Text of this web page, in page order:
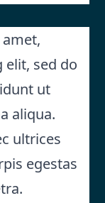
elit, sed do
ut
aliqua.
ultrices
egestas